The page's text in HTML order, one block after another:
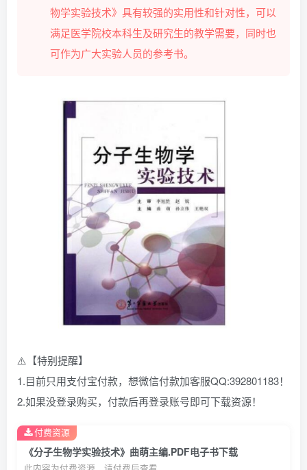
物学实验技术》具有较强的实用性和针对性，可以
满足医学院校本科生及研究生的教学需要，同时也
可作为广大实验人员的参考书。
⚠️【特别提醒】
1.目前只用支付宝付款，想微信付款加客服QQ:392801183！
2.如果没登录购买，付款后再登录账号即可下载资源！
《分子生物学实验技术》曲萌主编.PDF电子书下载
付费资源